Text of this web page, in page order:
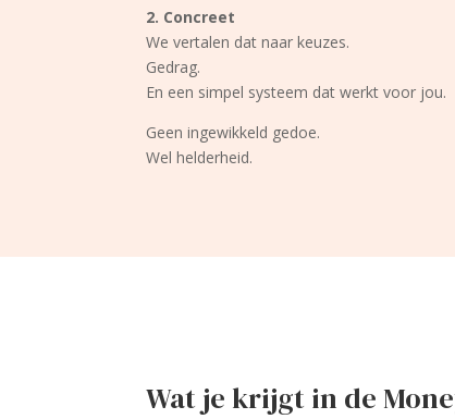
2. Concreet
We vertalen dat naar keuzes.
Gedrag.
En een simpel systeem dat werkt voor jou.
Geen ingewikkeld gedoe.
Wel helderheid.
Wat je krijgt in de